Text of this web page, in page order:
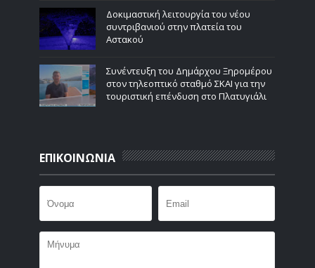
Δοκιμαστική λειτουργία του νέου
συντριβανιού στην πλατεία του
Αστακού
Συνέντευξη του Δημάρχου Ξηρομέρου
στον τηλεοπτικό σταθμό ΣΚΑΙ για την
τουριστική επένδυση στο Πλατυγιάλι
ΕΠΙΚΟΙΝΩΝΙΑ